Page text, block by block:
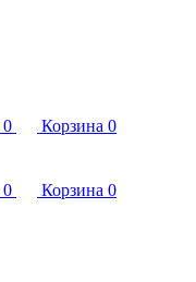
0 Корзина 0
0 Корзина 0